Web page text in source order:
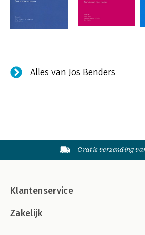
Alles van Jos Benders
Gratis verzending
Klantenservice
Zakelijk